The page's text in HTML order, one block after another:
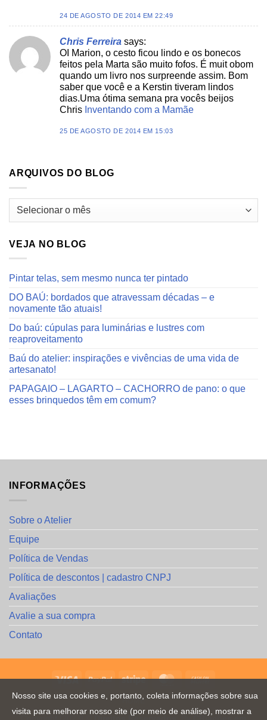
24 DE AGOSTO DE 2014 EM 22:49
Chris Ferreira says:
OI Marion, o cesto ficou lindo e os bonecos
feitos pela Marta são muito fofos. É muit obom
quando um livro nos surpreende assim. Bom
saber que você e a Kerstin tiveram lindos
dias.Uma ótima semana pra vocês beijos
Chris Inventando com a Mamãe
25 DE AGOSTO DE 2014 EM 15:03
ARQUIVOS DO BLOG
Arquivos
VEJA NO BLOG
Pintar telas, sem mesmo nunca ter pintado
DO BAÚ: bordados que atravessam décadas – e
novamente tão atuais!
Do baú: cúpulas para luminárias e lustres com
reaproveitamento
Baú do atelier: inspirações e vivências de uma vida de
artesanato!
PAPAGAIO – LAGARTO – CACHORRO de pano: o que
esses brinquedos têm em comum?
INFORMAÇÕES
Sobre o Atelier
Equipe
Política de Vendas
Política de descontos | cadastro CNPJ
Avaliações
Avalie a sua compra
Contato
HOME
Nosso site usa cookies e, portanto, coleta informações sobre sua
visita para melhorar nosso site (por meio de análise), mostrar a